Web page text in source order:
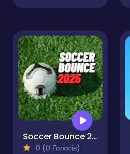
Soccer Bounce 2025
0 (0 Голосів)